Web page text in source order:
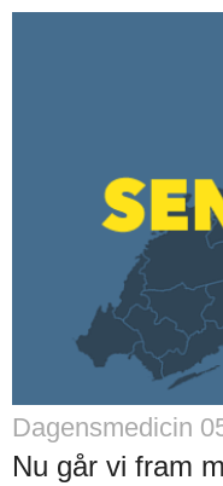
Dagensmedicin
Nu går vi fram